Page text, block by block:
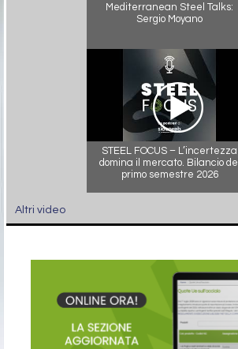
Mediterranean Steel Talks:
Sergio Moyano
STEEL FOCUS – L’incertezza
domina il mercato. Bilancio del
primo semestre 2026
Altri video